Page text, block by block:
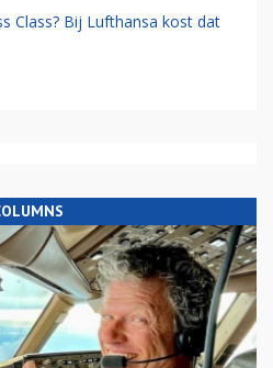
Class? Bij Lufthansa kost dat